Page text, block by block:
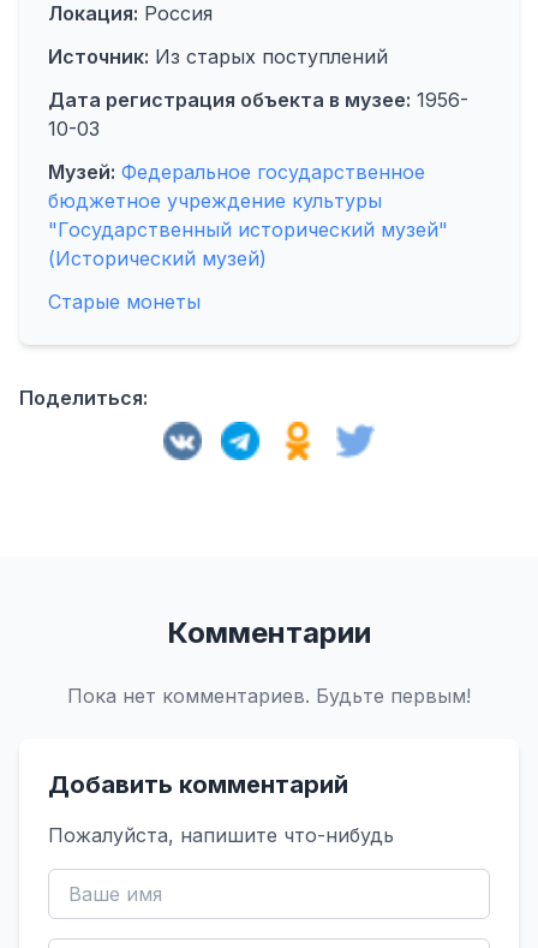
Локация: Россия
Источник: Из старых поступлений
Дата регистрация объекта в музее: 1956-
10-03
Музей: Федеральное государственное
бюджетное учреждение культуры
"Государственный исторический музей"
(Исторический музей)
Старые монеты
Поделиться:
Комментарии
Пока нет комментариев. Будьте первым!
Добавить комментарий
Пожалуйста, напишите что-нибудь